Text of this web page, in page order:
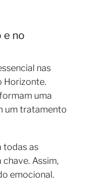
e no
nas
Horizonte.
uma
um tratamento
todas as
Assim,
emocional.